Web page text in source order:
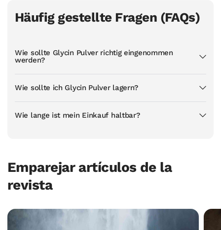
Häufig gestellte Fragen (FAQs)
Wie sollte Glycin Pulver richtig eingenommen
werden?
Wie sollte ich Glycin Pulver lagern?
Wie lange ist mein Einkauf haltbar?
Emparejar artículos de la
revista